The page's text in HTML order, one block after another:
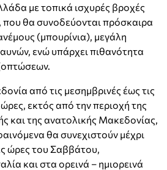
με τοπικά ισχυρές βροχές
που θα συνοδεύονται πρόσκαιρα
(μπουρίνια), μεγάλη
ενώ υπάρχει πιθανότητα
από τις μεσημβρινές έως τις
εκτός από την περιοχή της
και της ανατολικής Μακεδονίας,
θα συνεχιστούν μέχρι
ώρες του Σαββάτου,
και στα ορεινά – ημιορεινά